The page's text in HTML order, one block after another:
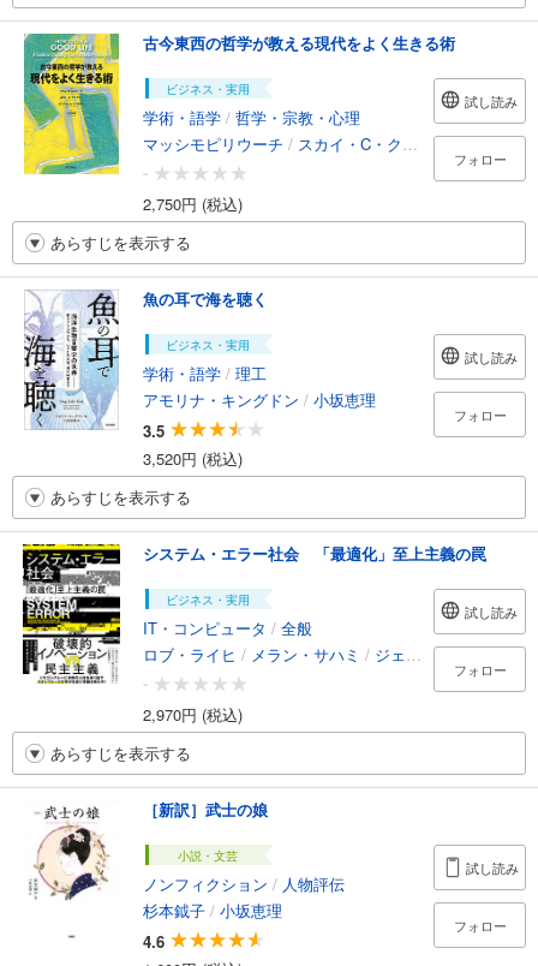
古今東西の哲学が教える現代をよく生きる術
ビジネス・実用
学術・語学 / 哲学・宗教・心理
マッシモピリウーチ / スカイ・C・クリアリー /ダニエ
-
2,750円 (税込)
試し読み
フォロー
あらすじを表示する
魚の耳で海を聴く
ビジネス・実用
学術・語学 / 理工
アモリナ・キングドン / 小坂恵理
3.5
3,520円 (税込)
試し読み
フォロー
あらすじを表示する
システム・エラー社会 「最適化」至上主義の罠
ビジネス・実用
IT・コンピュータ / 全般
ロブ・ライヒ / メラン・サハミ / ジェレミー・M・ワインスタイン
-
2,970円 (税込)
試し読み
フォロー
あらすじを表示する
［新訳］武士の娘
小説・文芸
ノンフィクション / 人物評伝
杉本鉞子 / 小坂恵理
4.6
試し読み
フォロー